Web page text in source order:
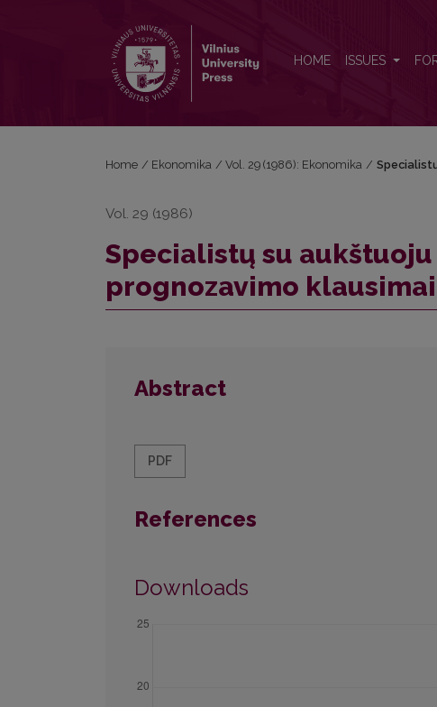
HOME ISSUES
Home / Ekonomika / Vol. 29 (1986): Ekonomika /
Vol. 29 (1986)
Specialistų su
prognozavimo klausimai
Abstract
PDF
References
Downloads